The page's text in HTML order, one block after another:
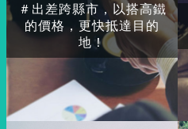
＃出差跨縣市，以搭高鐵
的價格，更快抵達目的
地！